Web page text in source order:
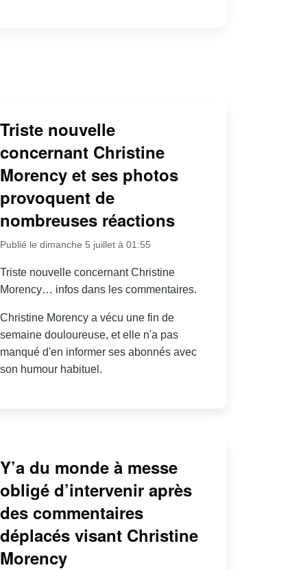
Triste nouvelle
concernant Christine
Morency et ses photos
provoquent de
nombreuses réactions
Publié le dimanche 5 juillet à 01:55
Triste nouvelle concernant Christine
Morency… infos dans les commentaires.
Christine Morency a vécu une fin de
semaine douloureuse, et elle n'a pas
manqué d'en informer ses abonnés avec
son humour habituel.
Y’a du monde à messe
obligé d’intervenir après
des commentaires
déplacés visant Christine
Morency